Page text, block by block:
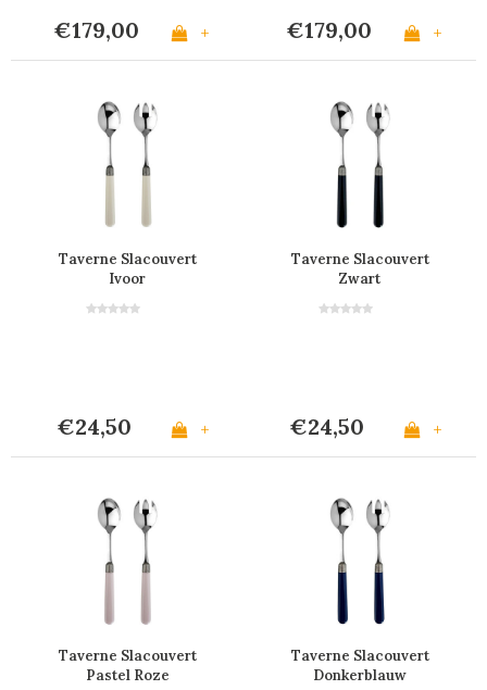
€179,00 + €179,00 +
Taverne Slacouvert
Ivoor
€24,50 +
Taverne Slacouvert
Zwart
€24,50 +
Taverne Slacouvert
Pastel Roze
Taverne Slacouvert
Donkerblauw